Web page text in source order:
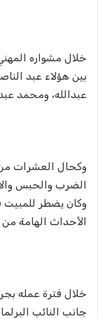
خلال مشواره
بين هؤلاء عبد
عبدالله، ومحمد
وكحال العشرات
الضرب والحبس
وكان يضطر
الأحداث الهامة
خلال فترة عمله
جانب النائب